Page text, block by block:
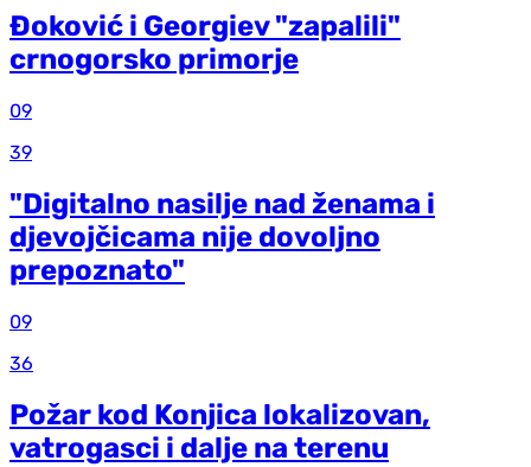
Đoković i Georgiev "zapalili"
crnogorsko primorje
09
39
"Digitalno nasilje nad ženama i
djevojčicama nije dovoljno
prepoznato"
09
36
Požar kod Konjica lokalizovan,
vatrogasci i dalje na terenu